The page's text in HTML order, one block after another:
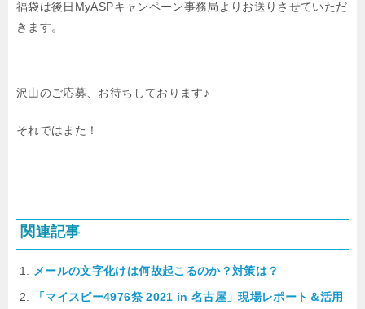
福袋は後日MyASPキャンペーン事務局よりお送りさせていただ
きます。
沢山のご応募、お待ちしております♪
それではまた！
関連記事
メールの文字化けは何故起こるのか？対策は？
「マイスピー4976祭 2021 in 名古屋」現場レポート＆活用